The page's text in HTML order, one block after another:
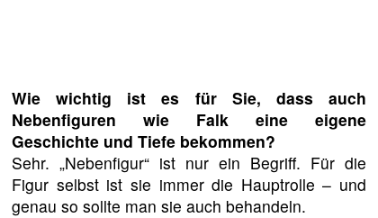
Wie wichtig ist es für Sie, dass auch
Nebenfiguren wie Falk eine eigene
Geschichte und Tiefe bekommen?
Sehr. „Nebenfigur“ ist nur ein Begriff. Für die
Figur selbst ist sie immer die Hauptrolle – und
genau so sollte man sie auch behandeln.